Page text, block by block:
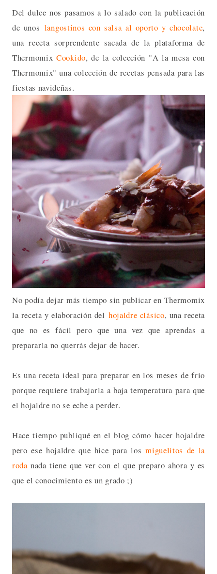
Del dulce nos pasamos a lo salado con la publicación
de unos langostinos con salsa al oporto y chocolate,
una receta sorprendente sacada de la plataforma de
ThermomixCookido, de la colección "A la mesa con
Thermomix" una colección de recetas pensada para las
fiestas navideñas.
No podía dejar más tiempo sin publicar en Thermomix
la receta y elaboración del hojaldre clásico, una receta
que no es fácil pero que una vez que aprendas a
prepararla no querrás dejar de hacer.
Es una receta ideal para preparar en los meses de frío
porque requiere trabajarla a baja temperatura para que
el hojaldre no se eche a perder.
Hace tiempo publiqué en el blog cómo hacer hojaldre
pero ese hojaldre que hice para losmiguelitos de la
rodanada tiene que ver con el que preparo ahora y es
que el conocimiento es un grado ;)